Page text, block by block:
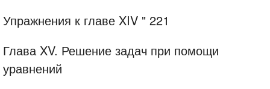
Упражнения к главе XIV " 221
Глава XV. Решение задач при помощи
уравнений